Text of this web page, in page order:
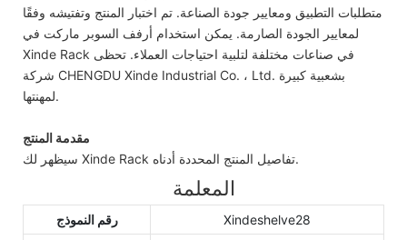
متطلبات التطبيق ومعايير جودة الصناعة. تم اختبار المنتج وتفتيشه وفقًا
لمعايير الجودة الصارمة. يمكن استخدام أرفف السوبر ماركت في
Xinde Rack في صناعات مختلفة لتلبية احتياجات العملاء. تحظى
شركة CHENGDU Xinde Industrial Co. ، Ltd. بشعبية كبيرة
لمهنتها.
مقدمة المنتج
سيظهر لك Xinde Rack تفاصيل المنتج المحددة أدناه.
المعلمة
رقم النموذج
Xindeshelve28